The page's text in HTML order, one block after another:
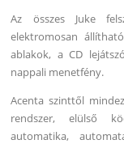
Az összes Juke
elektromosan
ablakok, a CD
nappali menetfény.
Acenta szinttől
rendszer, elülső
automatika,